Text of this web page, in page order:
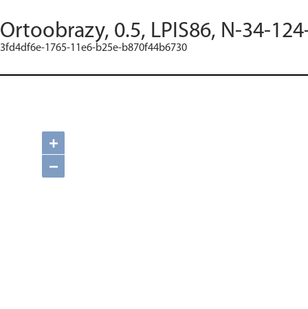
Ortoobrazy, 0.5, LPIS86, N-34-
3fd4df6e-1765-11e6-b25e-b870f44b6730
+
−